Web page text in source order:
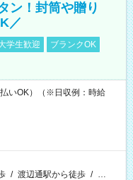
ン！封筒や贈り
／
学生歓迎
ブランクOK
いOK）（※日収例：時給
/ 渡辺通駅から徒歩 / …